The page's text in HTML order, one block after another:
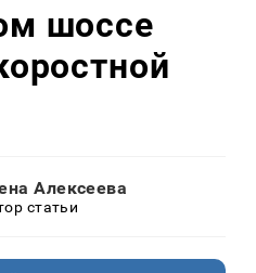
шоссе
Алексеева
статьи